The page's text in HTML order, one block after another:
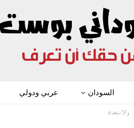
السودان عربي ودولي
والاستعداد